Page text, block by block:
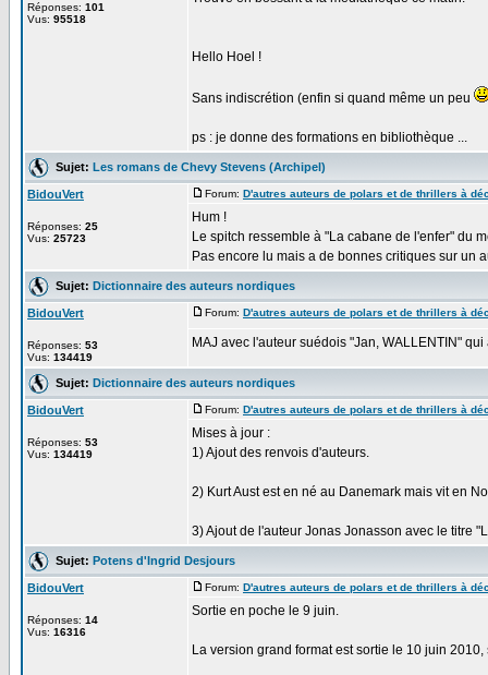
Réponses: 101
Vus: 95518
Hello Hoel !
Sans indiscrétion (enfin si quand même un peu
ps : je donne des formations en bibliothèque ...
Sujet: Les romans de Chevy Stevens (Archipel)
BidouVert
Réponses: 25
Vus: 25723
Forum: D'autres auteurs de polars et de thrillers à
Hum !
Le spitch ressemble à "La cabane de l'enfer" du
Pas encore lu mais a de bonnes critiques sur un
Sujet: Dictionnaire des auteurs nordiques
BidouVert
Réponses: 53
Vus: 134419
Forum: D'autres auteurs de polars et de thrillers à
MAJ avec l'auteur suédois "Jan, WALLENTIN"
Sujet: Dictionnaire des auteurs nordiques
BidouVert
Réponses: 53
Vus: 134419
Forum: D'autres auteurs de polars et de thrillers à
Mises à jour :
1) Ajout des renvois d'auteurs.
2) Kurt Aust est en né au Danemark mais vit en
3) Ajout de l'auteur Jonas Jonasson avec le titre
Sujet: Potens d'Ingrid Desjours
BidouVert
Réponses: 14
Vus: 16316
Forum: D'autres auteurs de polars et de thrillers à
Sortie en poche le 9 juin.
La version grand format est sortie le 10 juin